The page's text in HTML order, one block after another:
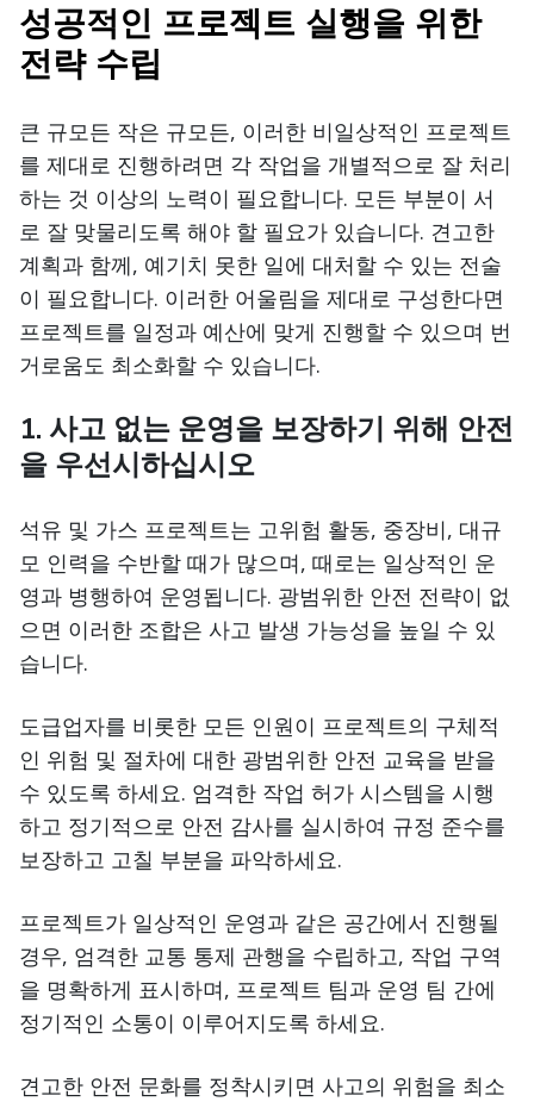
성공적인 프로젝트 실행을 위한
전략 수립
큰 규모든 작은 규모든, 이러한 비일상적인 프로젝트
를 제대로 진행하려면 각 작업을 개별적으로 잘 처리
하는 것 이상의 노력이 필요합니다. 모든 부분이 서
로 잘 맞물리도록 해야 할 필요가 있습니다. 견고한
계획과 함께, 예기치 못한 일에 대처할 수 있는 전술
이 필요합니다. 이러한 어울림을 제대로 구성한다면
프로젝트를 일정과 예산에 맞게 진행할 수 있으며 번
거로움도 최소화할 수 있습니다.
1. 사고 없는 운영을 보장하기 위해 안전
을 우선시하십시오
석유 및 가스 프로젝트는 고위험 활동, 중장비, 대규
모 인력을 수반할 때가 많으며, 때로는 일상적인 운
영과 병행하여 운영됩니다. 광범위한 안전 전략이 없
으면 이러한 조합은 사고 발생 가능성을 높일 수 있
습니다.
도급업자를 비롯한 모든 인원이 프로젝트의 구체적
인 위험 및 절차에 대한 광범위한 안전 교육을 받을
수 있도록 하세요. 엄격한 작업 허가 시스템을 시행
하고 정기적으로 안전 감사를 실시하여 규정 준수를
보장하고 고칠 부분을 파악하세요.
프로젝트가 일상적인 운영과 같은 공간에서 진행될
경우, 엄격한 교통 통제 관행을 수립하고, 작업 구역
을 명확하게 표시하며, 프로젝트 팀과 운영 팀 간에
정기적인 소통이 이루어지도록 하세요.
견고한 안전 문화를 정착시키면 사고의 위험을 최소